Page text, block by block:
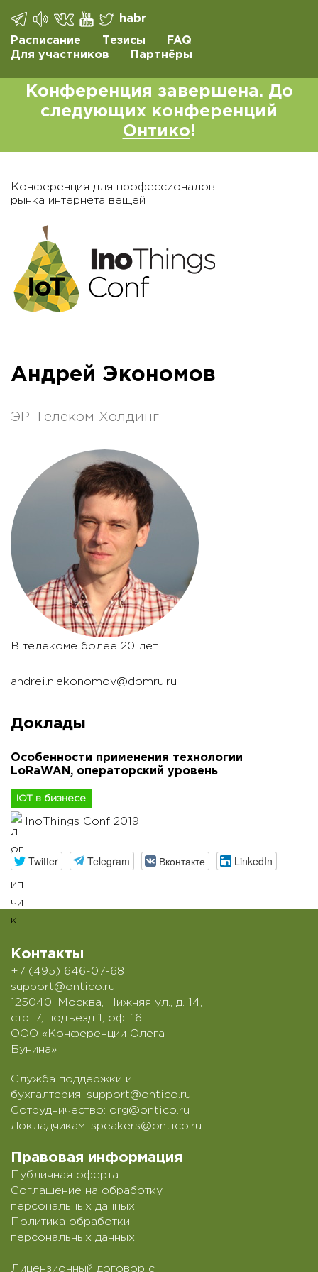
habr
Расписание Тезисы
FAQ
Для участников
Партнёры
Конференция завершена. До
следующих конференций
Онтико!
Конференция для профессионалов
рынка интернета вещей
Андрей Экономов
ЭР-Телеком Холдинг
В телекоме более 20 лет.
andrei.n.ekonomov@domru.ru
Доклады
Особенности применения технологии
LoRaWAN, операторский уровень
IOT в бизнесе
InoThings Conf 2019
Twitter Telegram Вконтакте LinkedIn
Контакты
+7 (495) 646-07-68
support@ontico.ru
125040, Москва, Нижняя ул., д. 14,
стр. 7, подъезд 1, оф. 16
ООО «Конференции Олега
Бунина»
Служба поддержки и
бухгалтерия: support@ontico.ru
Сотрудничество: org@ontico.ru
Докладчикам: speakers@ontico.ru
Правовая информация
Публичная оферта
Соглашение на обработку
персональных данных
Политика обработки
персональных данных
Лицензионный договор с